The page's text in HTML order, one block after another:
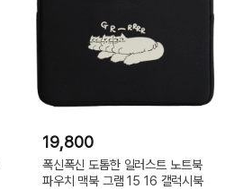
19,800
폭신폭신 도톰한 일러스트 노트북
파우치 맥북 그램 15 16 갤럭시북